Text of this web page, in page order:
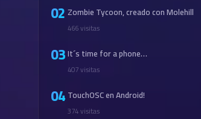
02Zombie Tycoon, creado con Molehill
466 visitas
03It´s time for a phone…
407 visitas
04TouchOSC en Android!
374 visitas